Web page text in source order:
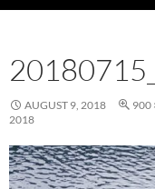
AUGUST 9, 2018 900
2018